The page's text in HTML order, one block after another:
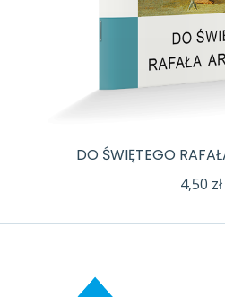
DO ŚWIĘTEGO
4,50 zł